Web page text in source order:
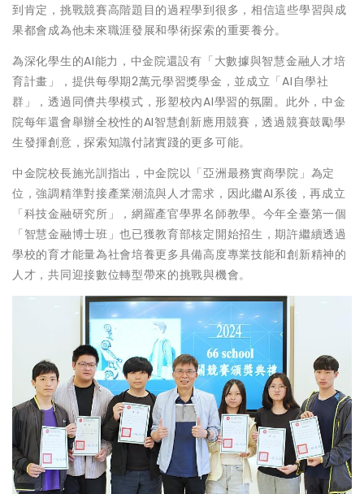
到肯定，挑戰競賽高階題目的過程學到很多，相信這些學習與成
果都會成為他未來職涯發展和學術探索的重要養分。
為深化學生的AI能力，中金院還設有「大數據與智慧金融人才培
育計畫」，提供每學期2萬元學習獎學金，並成立「AI自學社
群」，透過同儕共學模式，形塑校內AI學習的氛圍。此外，中金
院每年還會舉辦全校性的AI智慧創新應用競賽，透過競賽鼓勵學
生發揮創意，探索知識付諸實踐的更多可能。
中金院校長施光訓指出，中金院以「亞洲最務實商學院」為定
位，強調精準對接產業潮流與人才需求，因此繼AI系後，再成立
「科技金融研究所」，網羅產官學界名師教學。今年全臺第一個
「智慧金融博士班」也已獲教育部核定開始招生，期許繼續透過
學校的育才能量為社會培養更多具備高度專業技能和創新精神的
人才，共同迎接數位轉型帶來的挑戰與機會。